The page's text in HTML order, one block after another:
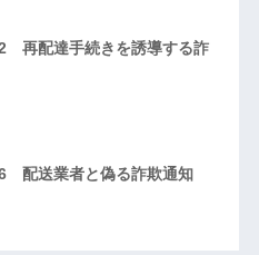
再配達手続きを誘導する詐
配送業者と偽る詐欺通知